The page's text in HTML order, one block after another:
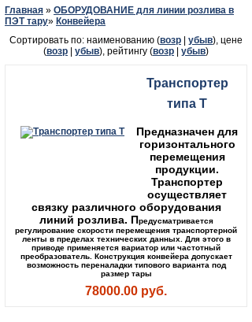
Главная » ОБОРУДОВАНИЕ для линии розлива в
ПЭТ тару» Конвейера
Сортировать по: наименованию (возр убыв), цене
(возр убыв), рейтингу (возр убыв)
Транспортер
типа Т
Предназначен для
горизонтального
перемещения
продукции.
Транспортер
осуществляет
связку различного оборудования
линий розлива. Предусматривается
регулирование скорости перемещения транспортерной
ленты в пределах технических данных. Для этого в
приводе применяется вариатор или частотный
преобразователь. Конструкция конвейера допускает
возможность переналадки типового варианта под
размер тары
78000.00 руб.